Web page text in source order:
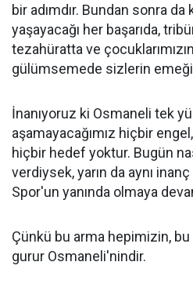
bir adımdır. Bundan sonra
yaşayacağı her başarıda,
tezahüratta ve
gülümsemede sizlerin emeği
İnanıyoruz ki Osmaneli tek
aşamayacağımız hiçbir
hiçbir hedef yoktur. Bugün
verdiysek, yarın da aynı
Spor'un yanında olmaya
Çünkü bu arma hepimizin,
gurur Osmaneli'nindir.